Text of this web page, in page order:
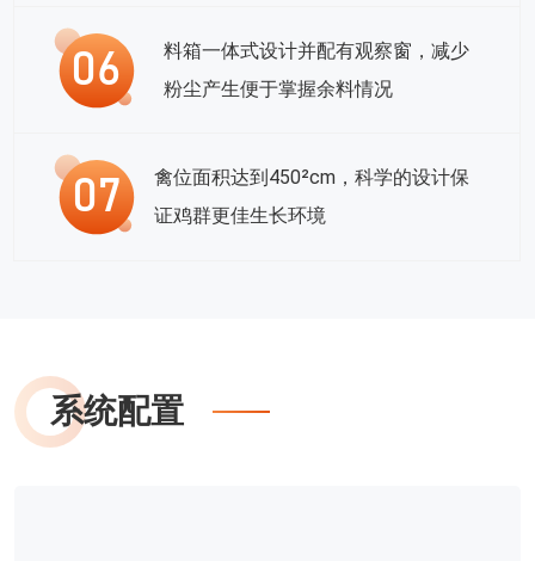
料箱一体式设计并配有观察窗，减少
粉尘产生便于掌握余料情况
禽位面积达到450²cm，科学的设计保
证鸡群更佳生长环境
系统配置